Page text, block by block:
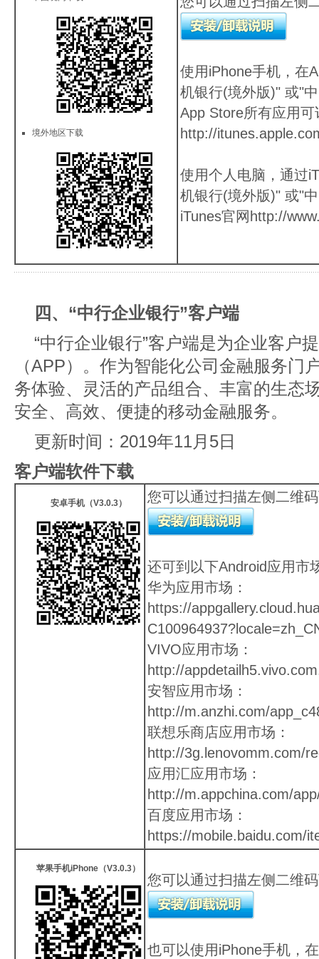
境外地区下载
使用iPhone手机，在
机银行(境外版)" 或"
App Store所有应用可
http://
使用个人电脑，通过
机银行(境外版)" 或"
iTunes官网 http://
四、“中行企业银行”客户端
“中行企业银行”客户端是为企业客户
（APP）。作为智能化公司金融服务门
务体验、灵活的产品组合、丰富的生态
安全、高效、便捷的移动金融服务。
更新时间：2019年11月5日
客户端软件下载
安卓手机（V3.0.3） 您可以通过扫描左侧二维
还可到以下Android应用市
华为应用市场：
https://
VIVO应用市场：
http://
安智应用市场：
http://m.anzhi.com/
联想乐商店应用市场：
http://3g.lenovomm.com/
应用汇应用市场：
http://m.appchina.com/
百度应用市场：
https://mobile.baidu.com/
苹果手机iPhone（V3.0.3）
您可以通过扫描左侧二维
也可以使用iPhone手机，